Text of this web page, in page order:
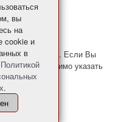
запрещено. Если Вы
то необходимо указать
вы
на
cookie и
в
Политикой
.